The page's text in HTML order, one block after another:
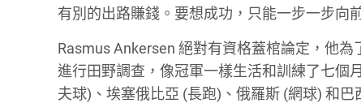
有別的出路賺錢。要想成功，只能一步一步向
Rasmus Ankersen 絕對有資格蓋棺論定，他
進行田野調查，像冠軍一樣生活和訓練了七個
夫球)、埃塞俄比亞 (長跑)、俄羅斯 (網球) 和